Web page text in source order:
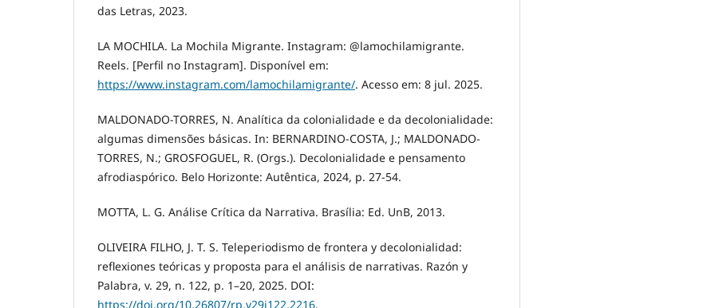
das Letras, 2023.
LA MOCHILA. La Mochila Migrante. Instagram: @lamochilamigrante.
Reels. [Perfil no Instagram]. Disponível em:
https://www.instagram.com/lamochilamigrante/. Acesso em: 8 jul. 2025.
MALDONADO-TORRES, N. Analítica da colonialidade e da decolonialidade:
algumas dimensões básicas. In: BERNARDINO-COSTA, J.; MALDONADO-
TORRES, N.; GROSFOGUEL, R. (Orgs.). Decolonialidade e pensamento
afrodiaspórico. Belo Horizonte: Autêntica, 2024, p. 27-54.
MOTTA, L. G. Análise Crítica da Narrativa. Brasília: Ed. UnB, 2013.
OLIVEIRA FILHO, J. T. S. Teleperiodismo de frontera y decolonialidad:
reflexiones teóricas y proposta para el análisis de narrativas. Razón y
Palabra, v. 29, n. 122, p. 1–20, 2025. DOI:
https://doi.org/10.26807/rp.v29i122.2216.